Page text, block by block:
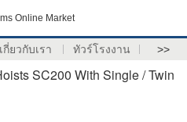
Online Market
เกี่ยวกับเรา ทัวร์โรงงาน >>
SC200 With Single / Twin